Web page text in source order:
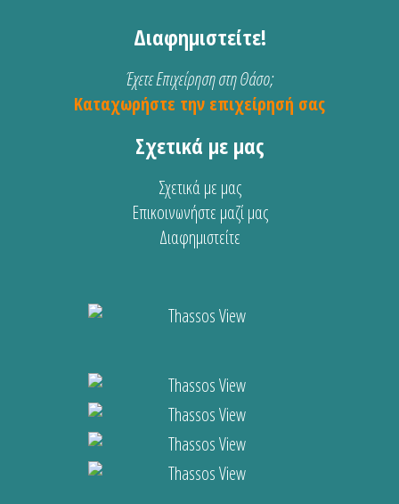
Διαφημιστείτε!
Έχετε Επιχείρηση στη Θάσο;
Καταχωρήστε την επιχείρησή σας
Σχετικά με μας
Σχετικά με μας
Επικοινωνήστε μαζί μας
Διαφημιστείτε